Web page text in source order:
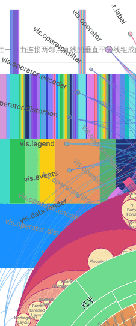
一组由连接两邻点直线的垂直平分线组成
，是由一组由连接两邻点
等分性特征，因此可用于解